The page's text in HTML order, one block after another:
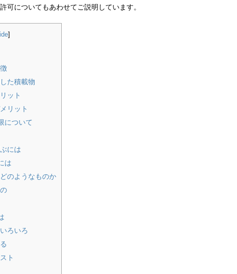
可についてもあわせてご説明しています。
]
た積載物
ット
リット
について
には
は
のようなものか
ろいろ
ト